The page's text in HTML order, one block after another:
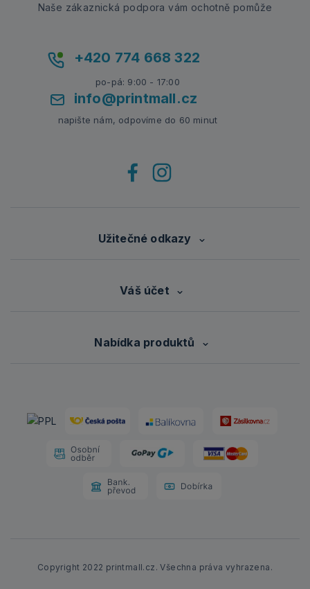
Naše zákaznická podpora vám ochotně pomůže
+420 774 668 322
po-pá: 9:00 - 17:00
info@printmall.cz
napište nám, odpovíme do 60 minut
Užitečné odkazy
Váš účet
Nabídka produktů
Copyright 2022 printmall.cz. Všechna práva vyhrazena.